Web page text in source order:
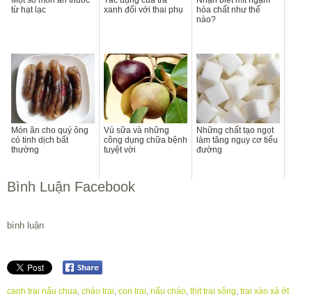
từ hạt lạc
xanh đối với thai phụ
hóa chất như thế
nào?
Món ăn cho quý ông
có tinh dịch bất
thường
Vú sữa và những
công dụng chữa bệnh
tuyệt vời
Những chất tạo ngọt
làm tăng nguy cơ tiểu
đường
Bình Luận Facebook
bình luận
canh trai nấu chua, cháo trai, con trai, nấu cháo, thịt trai sông, trai xào xả ớt